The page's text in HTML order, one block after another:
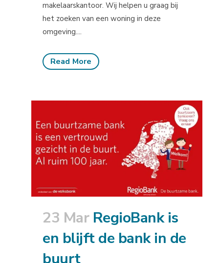
makelaarskantoor. Wij helpen u graag bij
het zoeken van een woning in deze
omgeving....
Read More
23 Mar RegioBank is
en blijft de bank in de
buurt